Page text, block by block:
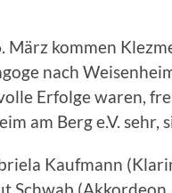
März kommen
nach
Erfolge waren,
am Berg e.V. sehr,
Kaufmann